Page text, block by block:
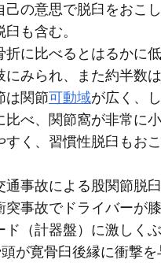
己の意思で脱臼をおこ
も含む。
に比べるとはるかに
にみられ、また約半数は
は関節可動域が広く、
比べ、関節窩が非常に
すく、習慣性脱臼もお
事故による股関節脱
突事故でドライバーが
ド（計器盤）に激しく
が寛骨臼後縁に衝撃を